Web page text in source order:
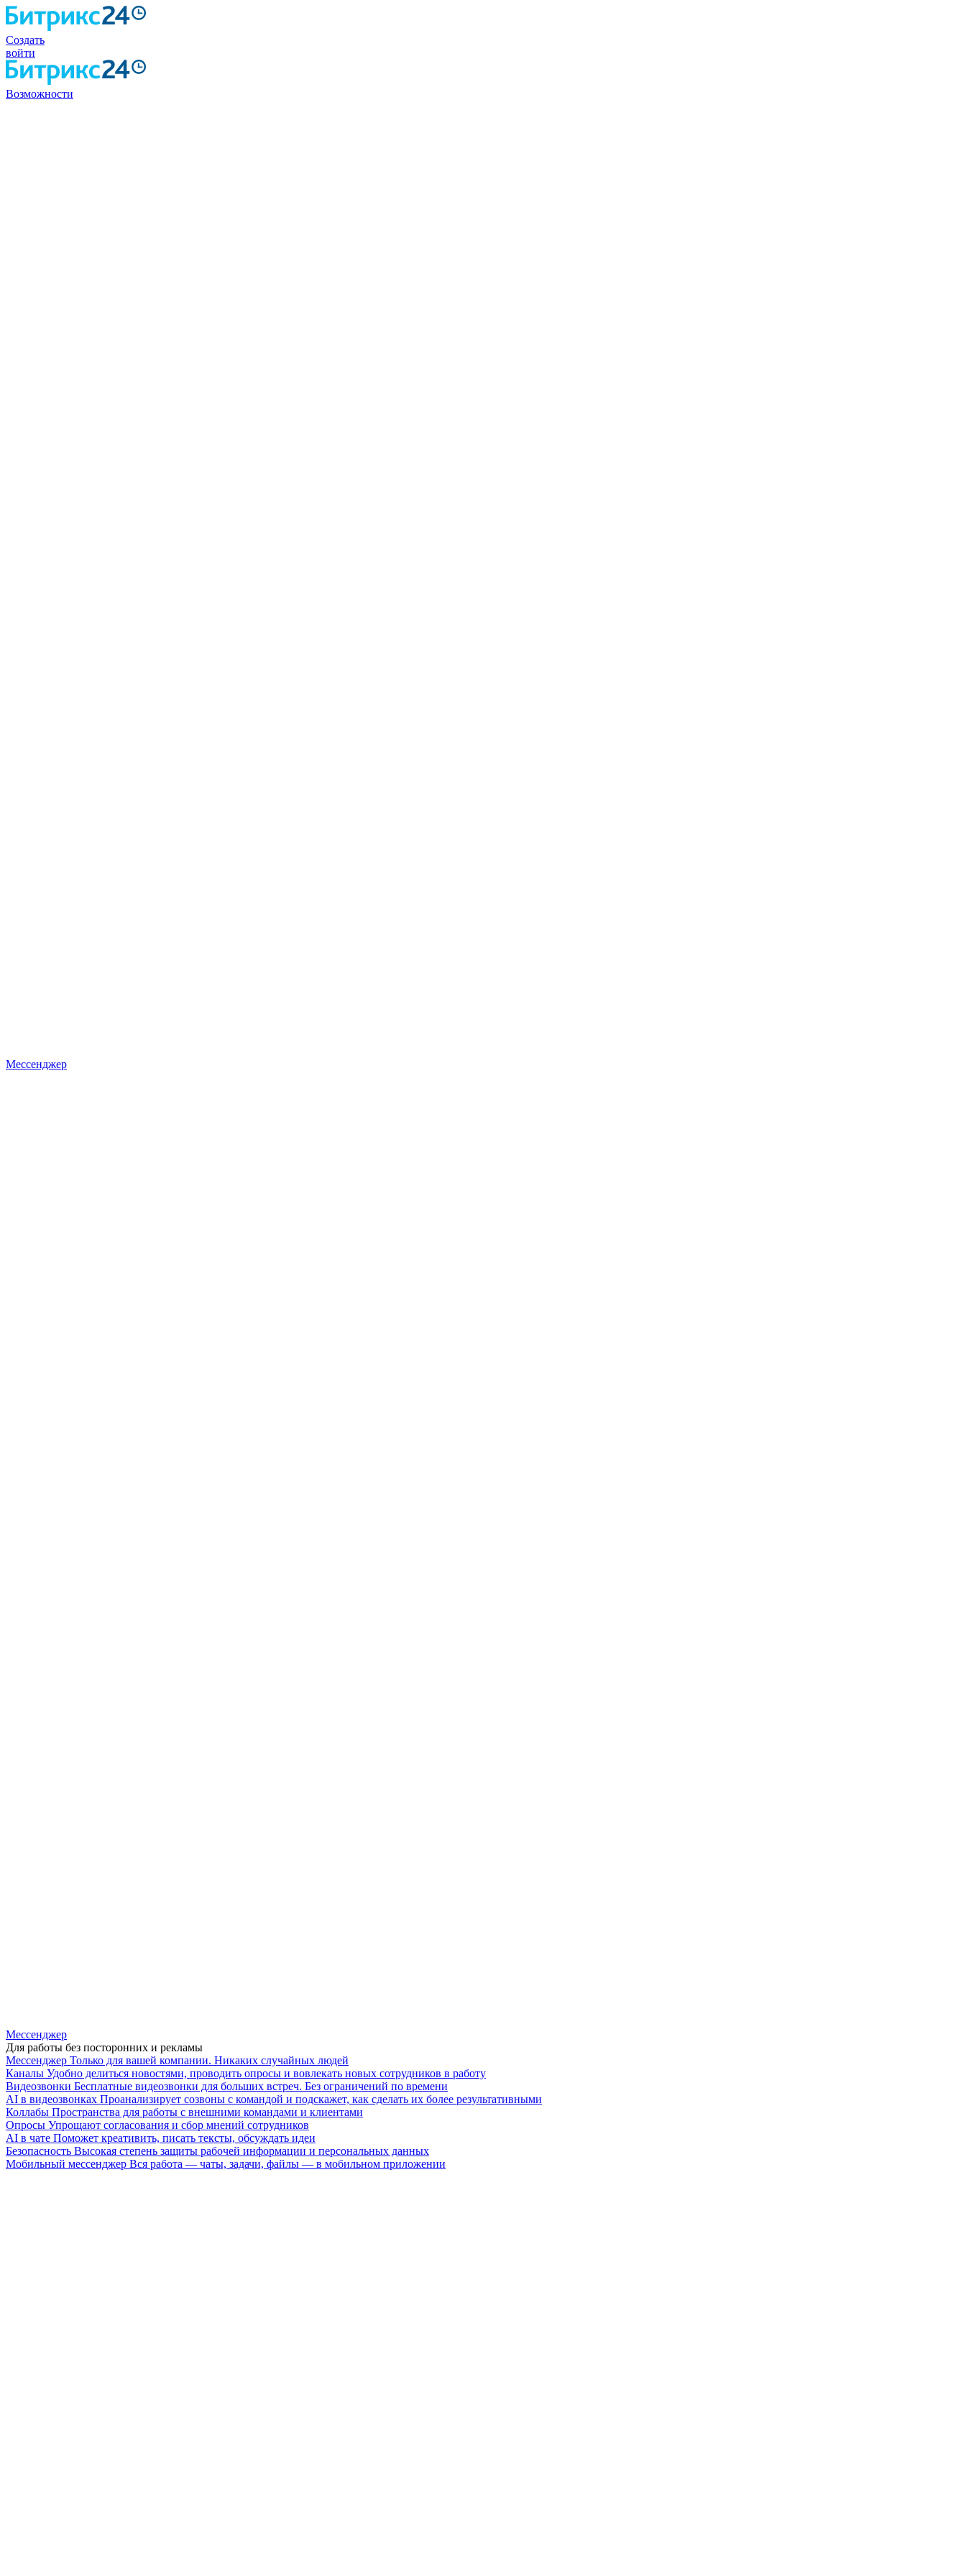
Создать
войти
Возможности
Мессенджер
Мессенджер
Для работы без посторонних и рекламы
Мессенджер Только для вашей компании. Никаких случайных людей
Каналы Удобно делиться новостями, проводить опросы и вовлекать новых сотрудников в работу
Видеозвонки Бесплатные видеозвонки для больших встреч. Без ограничений по времени
AI в видеозвонках Проанализирует созвоны с командой и подскажет, как сделать их более результативными
Коллабы Пространства для работы с внешними командами и клиентами
Опросы Упрощают согласования и сбор мнений сотрудников
AI в чате Поможет креативить, писать тексты, обсуждать идеи
Безопасность Высокая степень защиты рабочей информации и персональных данных
Мобильный мессенджер Вся работа — чаты, задачи, файлы — в мобильном приложении